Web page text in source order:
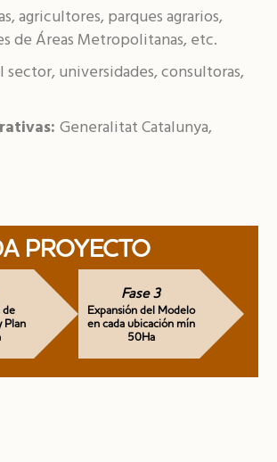
agricultores, parques agrarios,
de Áreas Metropolitanas, etc.
sector, universidades, consultoras,
Generalitat Catalunya,
PROYECTO
de
Plan
Fase 3
Expansión del Modelo
en cada ubicación mín
50Ha